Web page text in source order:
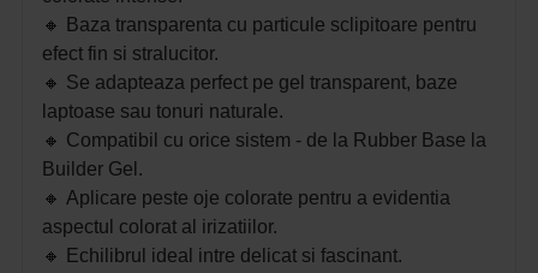
🔸
Baza transparenta cu particule sclipitoare pentru
efect fin si stralucitor.
🔸 Se adapteaza perfect pe gel transparent, baze
laptoase sau tonuri naturale.
🔸 Compatibil cu orice sistem - de la Rubber Base la
Builder Gel.
🔸 Aplicare peste oje colorate pentru a evidentia
aspectul colorat al irizatiilor.
🔸
Echilibrul ideal intre delicat si fascinant.